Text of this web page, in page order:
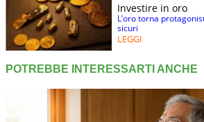
Investire in oro
L’oro torna
sicuri
LEGGI